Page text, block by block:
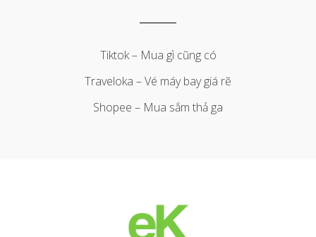
Tiktok – Mua gì cũng có
Traveloka – Vé máy bay giá rẽ
Shopee – Mua sắm thả ga